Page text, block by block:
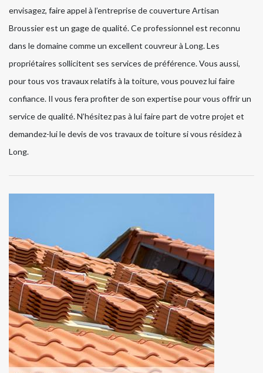
envisagez, faire appel à l’entreprise de couverture Artisan
Broussier est un gage de qualité. Ce professionnel est reconnu
dans le domaine comme un excellent couvreur à Long. Les
propriétaires sollicitent ses services de préférence. Vous aussi,
pour tous vos travaux relatifs à la toiture, vous pouvez lui faire
confiance. Il vous fera profiter de son expertise pour vous offrir un
service de qualité. N’hésitez pas à lui faire part de votre projet et
demandez-lui le devis de vos travaux de toiture si vous résidez à
Long.